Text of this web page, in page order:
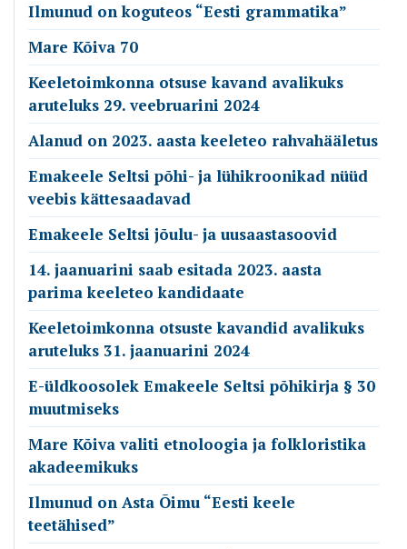
Ilmunud on koguteos “Eesti grammatika”
Mare Kõiva 70
Keeletoimkonna otsuse kavand avalikuks
aruteluks 29. veebruarini 2024
Alanud on 2023. aasta keeleteo rahvahääletus
Emakeele Seltsi põhi- ja lühikroonikad nüüd
veebis kättesaadavad
Emakeele Seltsi jõulu- ja uusaastasoovid
14. jaanuarini saab esitada 2023. aasta
parima keeleteo kandidaate
Keeletoimkonna otsuste kavandid avalikuks
aruteluks 31. jaanuarini 2024
E-üldkoosolek Emakeele Seltsi põhikirja § 30
muutmiseks
Mare Kõiva valiti etnoloogia ja folkloristika
akadeemikuks
Ilmunud on Asta Õimu “Eesti keele
teetähised”